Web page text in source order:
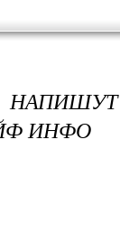
НАПИШУТ
ИНФО